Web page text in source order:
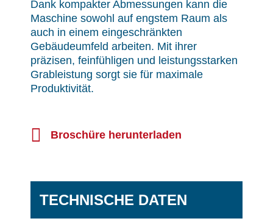
Dank kompakter Abmessungen kann die
Maschine sowohl auf engstem Raum als
auch in einem eingeschränkten
Gebäudeumfeld arbeiten. Mit ihrer
präzisen, feinfühligen und leistungsstarken
Grableistung sorgt sie für maximale
Produktivität.
Broschüre herunterladen
TECHNISCHE DATEN